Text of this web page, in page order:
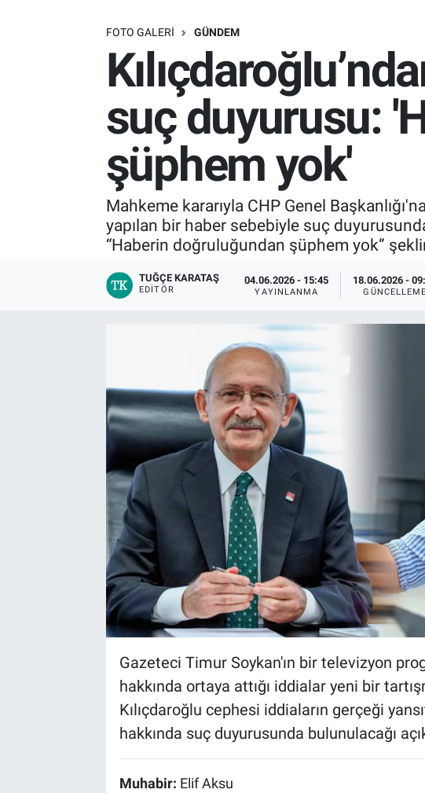
FOTO GALERI GÜNDEM
suç duyurusu:
şüphem yok'
Mahkeme kararıyla CHP Genel
yapılan bir haber sebebiyle suç
“Haberin doğruluğundan şüphem yok”
TUĞÇE KARATAŞ
EDITÖR
04.06.2026 - 15:45
YAYINLANMA
18.06.2026 -
GÜNCELLEME
Gazeteci Timur Soykan'ın bir televizyon
hakkında ortaya attığı iddialar yeni bir
Kılıçdaroğlu cephesi iddiaların gerçeği
hakkında suç duyurusunda bulunulacağı
Muhabir: Elif Aksu
ASTROLOJİ
Bize ulaşın
İletişim/Künye
Gözden Kaçmasın
İletişim (Künye)